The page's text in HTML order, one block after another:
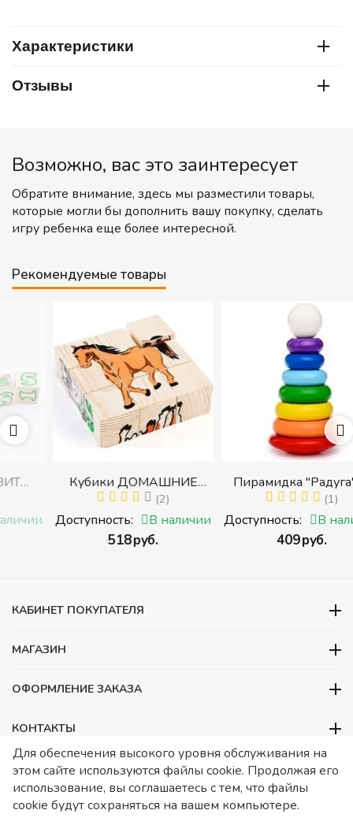
Характеристики
Отзывы
Возможно, вас это заинтересует
Обратите внимание, здесь мы разместили товары,
которые могли бы дополнить вашу покупку, сделать
игру ребенка еще более интересной.
Рекомендуемые товары
Кубики ДОМАШНИЕ
ЖИВОТНЫЕ (Томик)
(Набор кубиков
разрезных (складных))
(2)
Доступность: В наличии
руб.
Пирамидка "Радуга" (8
деталей) (Пирамидка
среднего размера)
(1)
Доступность: В наличии
руб.
КАБИНЕТ ПОКУПАТЕЛЯ
МАГАЗИН
ОФОРМЛЕНИЕ ЗАКАЗА
КОНТАКТЫ
ООО «Детский сад», ОГРН 1157746480088
ИНН 7728252648 КПП 772601001 Юридический адрес – Москва,
ул. Подольских курсантов, д 3. стр 2. Помещение 1/3. Информация
о товарах носит справочный характер и не является публичной
Для обеспечения высокого уровня обслуживания на
этом сайте используются файлы cookie. Продолжая его
использование, вы соглашаетесь с тем, что файлы
cookie будут сохраняться на вашем компьютере.